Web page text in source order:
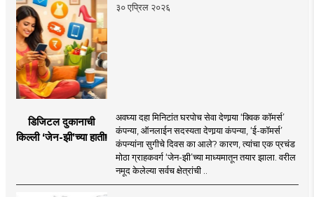
३० एप्रिल २०२६
डिजिटल दुकानाची
किल्ली ‘जेन-झी’च्या हाती!
अवघ्या दहा मिनिटांत घरपोच सेवा देणार्‍या ‘क्विक कॉमर्स’
कंपन्या, ऑनलाईन सदस्यता देणार्‍या कंपन्या, ‘ई-कॉमर्स’
कंपन्यांना सुगीचे दिवस का आले? कारण, त्यांचा एक प्रचंड
मोठा ग्राहकवर्ग ‘जेन-झी’च्या माध्यमातून तयार झाला. वरील
नमूद केलेल्या सर्वच क्षेत्रांची ..